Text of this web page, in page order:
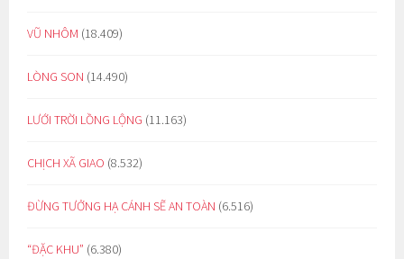
VŨ NHÔM (18.409)
LÒNG SON (14.490)
LƯỚI TRỜI LỒNG LỘNG (11.163)
CHỊCH XÃ GIAO (8.532)
ĐỪNG TƯỞNG HẠ CÁNH SẼ AN TOÀN (6.516)
“ĐẶC KHU” (6.380)